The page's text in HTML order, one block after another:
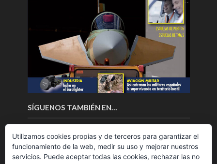
SÍGUENOS TAMBIÉN EN…
Utilizamos cookies propias y de terceros para garantizar el
funcionamiento de la web, medir su uso y mejorar nuestros
servicios. Puede aceptar todas las cookies, rechazar las no